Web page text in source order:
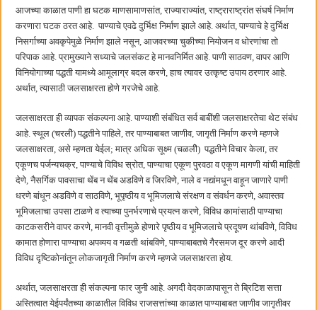
आजच्या काळात पाणी हा घटक माणसामाणसांत, राज्याराज्यांत, राष्ट्राराष्ट्रांत संघर्ष निर्माण
करणारा घटक ठरत आहे. पाण्याचे एवढे दुर्भिक्ष निर्माण झाले आहे. अर्थात, पाण्याचे हे दुर्भिक्ष
निसर्गाच्या अवकृपेमुळे निर्माण झाले नसून, आजवरच्या चुकीच्या नियोजन व धोरणांचा तो
परिपाक आहे. प्रामुख्याने सध्याचे जलसंकट हे मानवनिर्मित आहे. पाणी साठवण, वापर आणि
विनियोगाच्या पद्धती यामध्ये आमूलाग्र बदल करणे, हाच त्यावर उत्कृष्ट उपाय ठरणार आहे.
अर्थात, त्यासाठी जलसाक्षरता होणे गरजेचे आहे.
जलसाक्षरता ही व्यापक संकल्पना आहे. पाण्याशी संबंधित सर्व बाबींशी जलसाक्षरतेचा थेट संबंध
आहे. स्थूल (चरलीे) पद्धतीने पाहिले, तर पाण्याबाबत जाणीव, जागृती निर्माण करणे म्हणजे
जलसाक्षरता, असे म्हणता येईल; मात्र अधिक सूक्ष्म (चळलीे) पद्धतीने विचार केला, तर
एकूणच पर्जन्यचक्र, पाण्याचे विविध स्रोत, पाण्याचा एकूण पुरवठा व एकूण मागणी यांची माहिती
देणे, नैसर्गिक पावसाचा थेंब न थेंब अडविणे व जिरविणे, नाले व नद्यांमधून वाहून जाणारे पाणी
धरणे बांधून अडविणे व साठविणे, भूपृष्ठीय व भूमिजलाचे संरक्षण व संवर्धन करणे, अवास्तव
भूमिजलाचा उपसा टाळणे व त्याच्या पुनर्भरणाचे प्रयत्न करणे, विविध कामांसाठी पाण्याचा
काटकसरीने वापर करणे, मानवी वृत्तीमुळे होणारे पृष्ठीय व भूमिजलाचे प्रदूषण थांबविणे, विविध
कामात होणारा पाण्याचा अपव्यय व गळती थांबविणे, पाण्याबाबतचे गैरसमज दूर करणे आदी
विविध दृष्टिकोनांतून लोकजागृती निर्माण करणे म्हणजे जलसाक्षरता होय.
अर्थात, जलसाक्षरता ही संकल्पना फार जुनी आहे. अगदी वेदकाळापासून ते ब्रिटिश सत्ता
अस्तित्वात येईपर्यंतच्या काळातील विविध राजसत्तांच्या काळात पाण्याबाबत जाणीव जागृतीवर